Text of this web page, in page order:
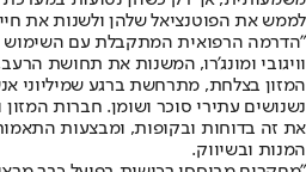
לממש את הפוטנציאל שלהן ולשנות את
"הדרמה הרפואית המתקבלת עם השימוש
וויגובי ומונג'רו, המשנות את תחושת
המזון בצלחת, מתרחשת ברגע שמיליוני
נשנושים עתירי סוכר ושומן. חברות
את זה בדוחות ובקופות, ומבצעות
המנות ובשיווק.